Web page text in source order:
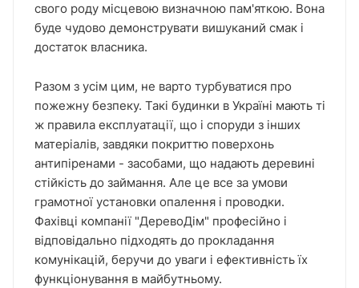
свого роду місцевою визначною пам'яткою. Вона
буде чудово демонструвати вишуканий смак і
достаток власника.
Разом з усім цим, не варто турбуватися про
пожежну безпеку. Такі будинки в Україні мають ті
ж правила експлуатації, що і споруди з інших
матеріалів, завдяки покриттю поверхонь
антипіренами - засобами, що надають деревині
стійкість до займання. Але це все за умови
грамотної установки опалення і проводки.
Фахівці компанії "ДеревоДім" професійно і
відповідально підходять до прокладання
комунікацій, беручи до уваги і ефективність їх
функціонування в майбутньому.